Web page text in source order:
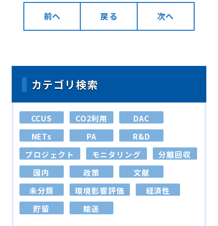
前へ 戻る 次へ
カテゴリ検索
CCUS CO2利用
DAC
NETs
PA
R&D
プロジェクト
モニタリング
分離回収
国内
政策
文献
未分類
環境影響評価
経済性
貯留
輸送